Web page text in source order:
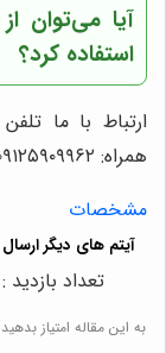
آیا می‌توان
استفاده کرد؟
همراه: ۰۹۱۲۵۹۰۹۹۶۲ - ۰۹۱۲۵۱۲۱۵۴۰‌‌‌ - ۰۹۱۲۶۹۳۱۶۶۷
مشخصات
به این مقاله امتیاز
تعداد بازدید : 162